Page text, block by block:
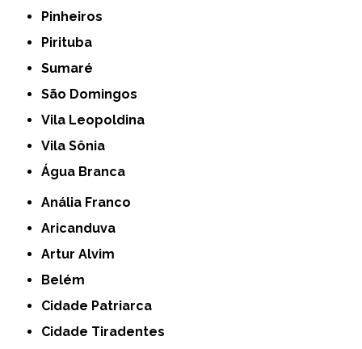
Pinheiros
Pirituba
Sumaré
São Domingos
Vila Leopoldina
Vila Sônia
Água Branca
Anália Franco
Aricanduva
Artur Alvim
Belém
Cidade Patriarca
Cidade Tiradentes